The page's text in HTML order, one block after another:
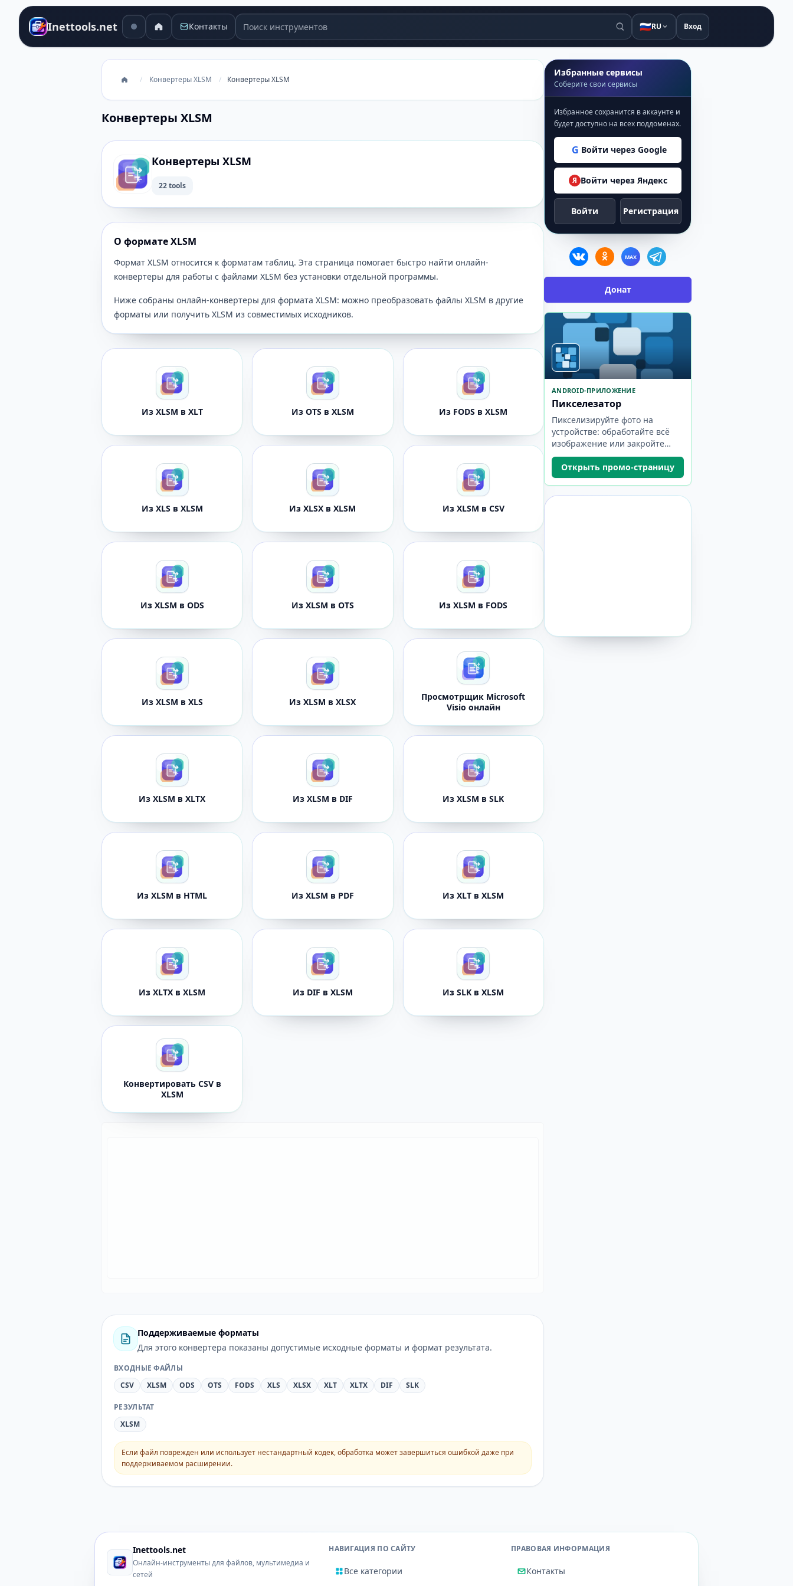
Inettools.net Контакты Поиск инструментов 🇷🇺RU Вход
/ Конвертеры XLSM / Конвертеры XLSM
Конвертеры XLSM
Конвертеры XLSM
22 tools
О формате XLSM
Формат XLSM относится к форматам таблиц. Эта страница помогает быстро найти онлайн-
конвертеры для работы с файлами XLSM без установки отдельной программы.
Ниже собраны онлайн-конвертеры для формата XLSM: можно преобразовать файлы XLSM в другие
форматы или получить XLSM из совместимых исходников.
Из XLSM в XLT Из OTS в XLSM Из FODS в XLSM
Из XLS в XLSM Из XLSX в XLSM Из XLSM в CSV
Из XLSM в ODS Из XLSM в OTS Из XLSM в FODS
Из XLSM в XLS Из XLSM в XLSX
Просмотрщик Microsoft
Visio онлайн
Из XLSM в XLTX Из XLSM в DIF Из XLSM в SLK
Из XLSM в HTML Из XLSM в PDF Из XLT в XLSM
Из XLTX в XLSM Из DIF в XLSM Из SLK в XLSM
Конвертировать CSV в
XLSM
Поддерживаемые форматы
Для этого конвертера показаны допустимые исходные форматы и формат результата.
ВХОДНЫЕ ФАЙЛЫ
CSV
XLSM ODS OTS FODS XLS XLSX XLT XLTX DIF SLK
РЕЗУЛЬТАТ
XLSM
Если файл поврежден или использует нестандартный кодек, обработка может завершиться ошибкой даже при
поддерживаемом расширении.
Избранные сервисы
Соберите свои сервисы
Избранное сохранится в аккаунте и
будет доступно на всех поддоменах.
G Войти через Google
Я Войти через Яндекс
Войти Регистрация
MAX
Донат
ANDROID-ПРИЛОЖЕНИЕ
Пикселезатор
Пикселизируйте фото на
устройстве: обработайте всё
изображение или закройте
кистью только выбранные
области.
Открыть промо-страницу
Inettools.net
Онлайн-инструменты для файлов, мультимедиа и
сетей
НАВИГАЦИЯ ПО САЙТУ
Все категории
ПРАВОВАЯ ИНФОРМАЦИЯ
Контакты